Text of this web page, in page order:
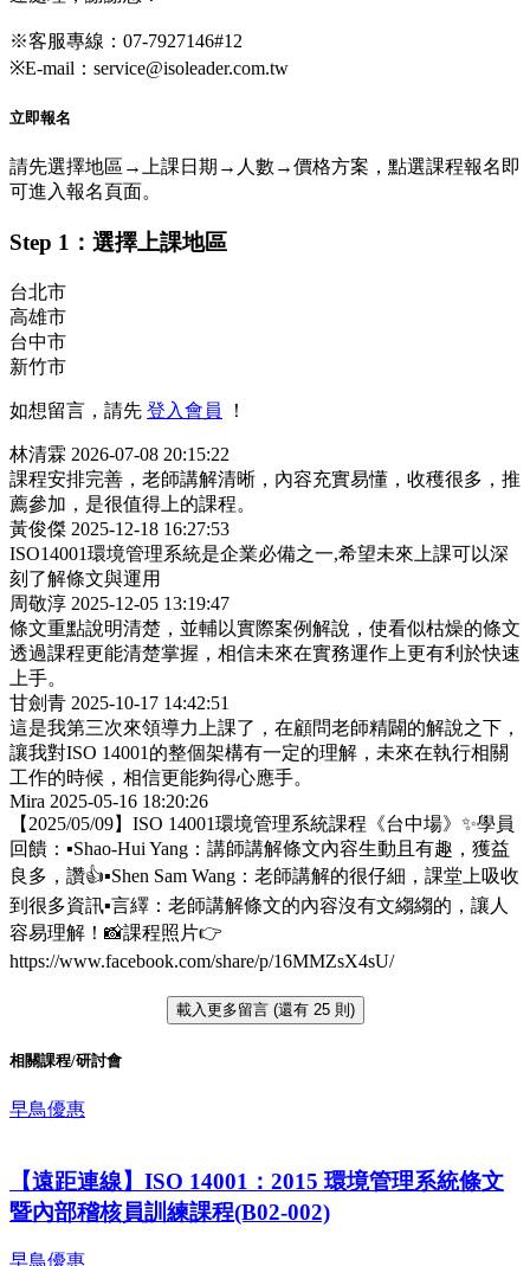
※客服專線：07-7927146#12
※E-mail：service@isoleader.com.tw
立即報名
請先選擇地區→上課日期→人數→價格方案，點選課程報名即
可進入報名頁面。
Step 1：選擇上課地區
台北市
高雄市
台中市
新竹市
如想留言，請先 登入會員 ！
林清霖 2026-07-08 20:15:22
課程安排完善，老師講解清晰，內容充實易懂，收穫很多，推
薦參加，是很值得上的課程。
黃俊傑 2025-12-18 16:27:53
ISO14001環境管理系統是企業必備之一,希望未來上課可以深
刻了解條文與運用
周敬淳 2025-12-05 13:19:47
條文重點說明清楚，並輔以實際案例解說，使看似枯燥的條文
透過課程更能清楚掌握，相信未來在實務運作上更有利於快速
上手。
甘劍青 2025-10-17 14:42:51
這是我第三次來領導力上課了，在顧問老師精闢的解說之下，
讓我對ISO 14001的整個架構有一定的理解，未來在執行相關
工作的時候，相信更能夠得心應手。
Mira 2025-05-16 18:20:26
【2025/05/09】ISO 14001環境管理系統課程《台中場》✨學員
回饋：▪️Shao-Hui Yang：講師講解條文內容生動且有趣，獲益
良多，讚👍▪️Shen Sam Wang：老師講解的很仔細，課堂上吸收
到很多資訊▪️言繹：老師講解條文的內容沒有文縐縐的，讓人
容易理解！📸課程照片👉
https://www.facebook.com/share/p/16MMZsX4sU/
載入更多留言 (還有 25 則)
相關課程/研討會
早鳥優惠
【遠距連線】ISO 14001：2015 環境管理系統條文
暨內部稽核員訓練課程(B02-002)
早鳥優惠